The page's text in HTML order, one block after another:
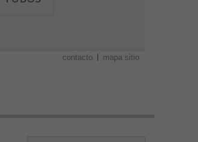
contacto mapa sitio